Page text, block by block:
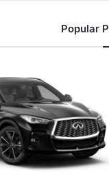
Popular